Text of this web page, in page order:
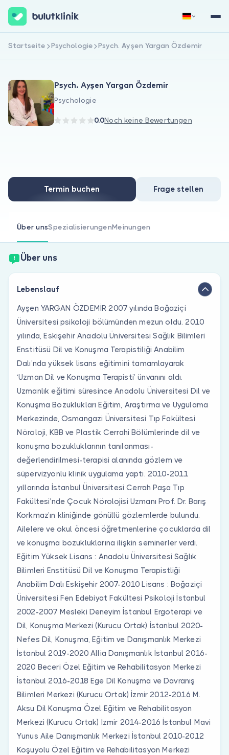
Sind Sie Arzt?
Jetzt registrieren Anmelden
Startseite Psychologie Psych. Ayşen Yargan Özdemir
Psych. Ayşen Yargan Özdemir
Psychologie
0.0Noch keine Bewertungen
Termin buchen Frage stellen
Über unsSpezialisierungenMeinungen
Über uns
Lebenslauf
Ayşen YARGAN ÖZDEMİR 2007 yılında Boğaziçi
Üniversitesi psikoloji bölümünden mezun oldu. 2010
yılında, Eskişehir Anadolu Üniversitesi Sağlık Bilimleri
Enstitüsü Dil ve Konuşma Terapistiliği Anabilim
Dalı’nda yüksek lisans eğitimini tamamlayarak
‘Uzman Dil ve Konuşma Terapisti’ ünvanını aldı.
Uzmanlık eğitimi süresince Anadolu Üniversitesi Dil ve
Konuşma Bozuklukları Eğitim, Araştırma ve Uygulama
Merkezinde, Osmangazi Üniversitesi Tıp Fakültesi
Nöroloji, KBB ve Plastik Cerrahi Bölümlerinde dil ve
konuşma bozukluklarının tanılanması-
değerlendirilmesi-terapisi alanında gözlem ve
süpervizyonlu klinik uygulama yaptı. 2010-2011
yıllarında İstanbul Üniversitesi Cerrah Paşa Tıp
Fakültesi’nde Çocuk Nörolojisi Uzmanı Prof. Dr. Barış
Korkmaz’ın kliniğinde gönüllü gözlemlerde bulundu.
Ailelere ve okul öncesi öğretmenlerine çocuklarda dil
ve konuşma bozukluklarına ilişkin seminerler verdi.
Eğitim Yüksek Lisans : Anadolu Üniversitesi Sağlık
Bilimleri Enstitüsü Dil ve Konuşma Terapistliği
Anabilim Dalı Eskişehir 2007-2010 Lisans : Boğaziçi
Üniversitesi Fen Edebiyat Fakültesi Psikoloji İstanbul
2002-2007 Mesleki Deneyim İstanbul Ergoterapi ve
Dil, Konuşma Merkezi (Kurucu Ortak) İstanbul 2020-
Nefes Dil, Konuşma, Eğitim ve Danışmanlık Merkezi
İstanbul 2019-2020 Allia Danışmanlık İstanbul 2016-
2020 Beceri Özel Eğitim ve Rehabilitasyon Merkezi
İstanbul 2016-2018 Ege Dil Konuşma ve Davranış
Bilimleri Merkezi (Kurucu Ortak) İzmir 2012-2016 M.
Aksu Dil Konuşma Özel Eğitim ve Rehabilitasyon
Merkezi (Kurucu Ortak) İzmir 2014-2016 İstanbul Mavi
Yunus Aile Danışmanlık Merkezi İstanbul 2010-2012
Koşuyolu Özel Eğitim ve Rehabilitasyon Merkezi